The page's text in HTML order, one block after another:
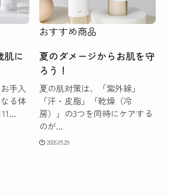
に
手入
る体
おすすめ商品
夏のダメージからお肌を守
ろう！
夏の肌対策は、「紫外線」
「汗・皮脂」「乾燥（冷
房）」の3つを同時にケアする
のが...
2026.05.29